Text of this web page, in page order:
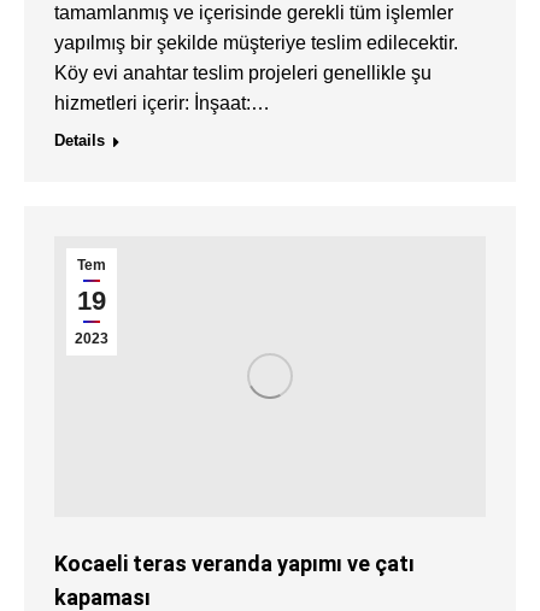
tamamlanmış ve içerisinde gerekli tüm işlemler
yapılmış bir şekilde müşteriye teslim edilecektir.
Köy evi anahtar teslim projeleri genellikle şu
hizmetleri içerir: İnşaat:…
Details
Tem
19
2023
Kocaeli teras veranda yapımı ve çatı
kapaması